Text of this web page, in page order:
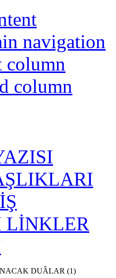
navigation
column
column
LİNKLER
DUÂLAR (1)